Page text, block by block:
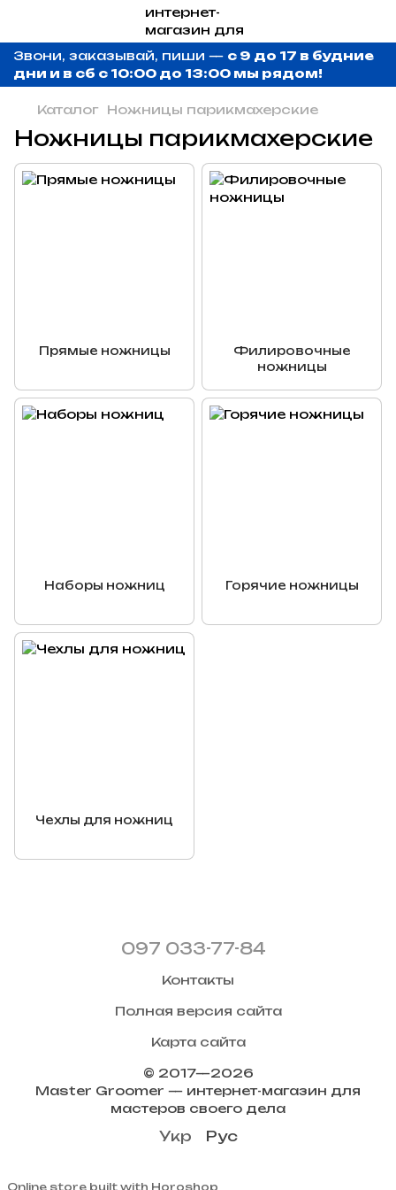
Звони, заказывай, пиши — с 9 до 17 в будние
дни и в сб с 10:00 до 13:00 мы рядом!
Каталог Ножницы парикмахерские
Ножницы парикмахерские
Прямые ножницы
Филировочные
ножницы
Наборы ножниц Горячие ножницы
Чехлы для ножниц
097 033-77-84
Контакты
Полная версия сайта
Карта сайта
© 2017—2026
Master Groomer — интернет-магазин для
мастеров своего дела
Укр Рус
Online store built with Horoshop